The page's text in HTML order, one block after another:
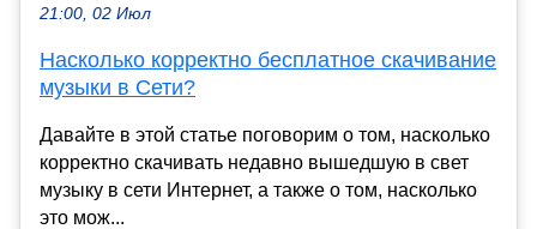
21:00, 02 Июл
Насколько корректно бесплатное скачивание
музыки в Сети?
Давайте в этой статье поговорим о том, насколько
корректно скачивать недавно вышедшую в свет
музыку в сети Интернет, а также о том, насколько
это мож...